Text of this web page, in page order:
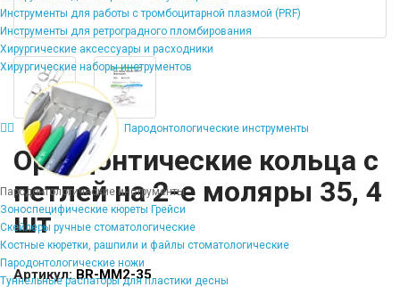
Инструменты для работы с тромбоцитарной плазмой (PRF)
Инструменты для ретроградного пломбирования
Хирургические аксессуары и расходники
Хирургические наборы инструментов
Пародонтологические инструменты
Пародонтологические инструменты
Зоноспецифические кюреты Грейси
Скейлеры ручные стоматологические
Костные кюретки, рашпили и файлы стоматологические
Пародонтологические ножи
Туннельные распаторы для пластики десны
Ортодонтические кольца с
петлей на 2-е моляры 35, 4
шт
Артикул:BR-MM2-35